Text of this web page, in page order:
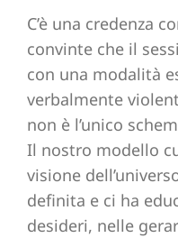
C’è una credenza
convinte che il
con una modalità
verbalmente
non è l’unico
Il nostro modello
visione
definita e ci ha
desideri, nelle